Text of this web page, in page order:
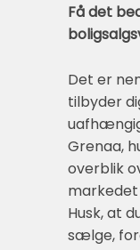
Få det
Det er
tilbyder
Grenaa,
overblik
Husk, at
sælge,